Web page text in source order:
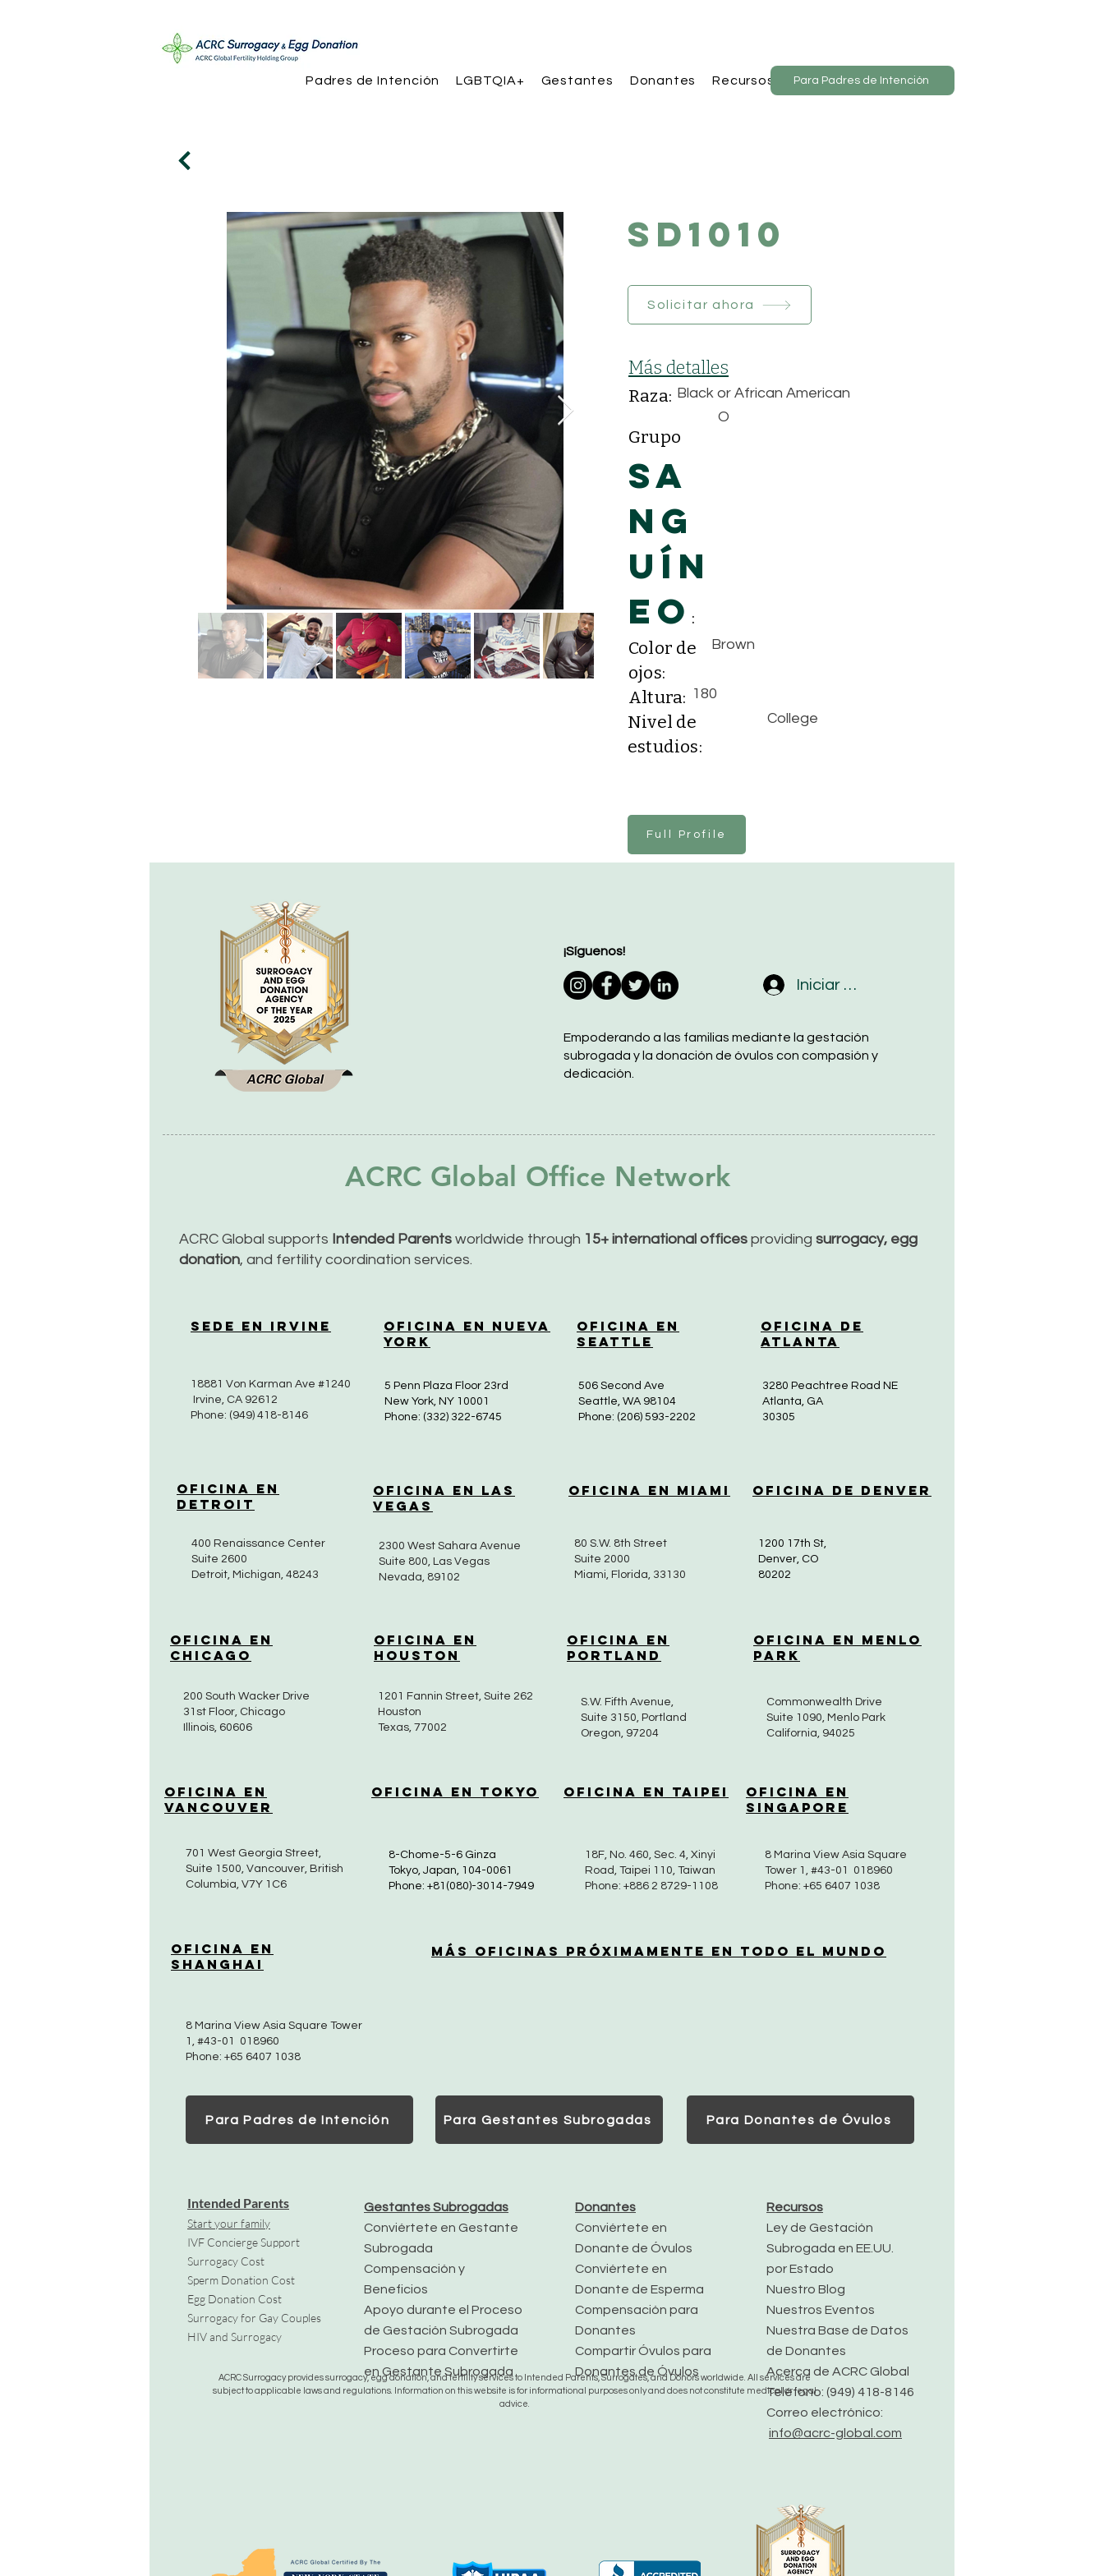
Padres de Intención LGBTQIA+ Gestantes Donantes Recursos Para Padres de Intención
SD1010
Solicitar ahora
Más detalles
Raza: Black or African American
Grupo
Sa
ng
uín
eo :
O
Color de
ojos:
Brown
Altura: 180
Nivel de
estudios:
College
Full Profile
¡Síguenos!
Iniciar sesión
Empoderando a las familias mediante la gestación
subrogada y la donación de óvulos con compasión y
dedicación.
ACRC Global Office Network
ACRC Global supports Intended Parents worldwide through 15+ international offices providing surrogacy, egg
donation, and fertility coordination services.
Sede en Irvine
Oficina en Nueva
York
Oficina en
Seattle
Oficina de
Atlanta
18881 Von Karman Ave #1240
Irvine, CA 92612
Phone: (949) 418-8146
5 Penn Plaza Floor 23rd
New York, NY 10001
Phone: (332) 322-6745
506 Second Ave
Seattle, WA 98104
Phone: (206) 593-2202
3280 Peachtree Road NE
Atlanta, GA
30305
Oficina en
Detroit
Oficina en Las
Vegas
Oficina en Miami Oficina de Denver
400 Renaissance Center
Suite 2600
Detroit, Michigan, 48243
2300 West Sahara Avenue
Suite 800, Las Vegas
Nevada, 89102
80 S.W. 8th Street
Suite 2000
Miami, Florida, 33130
1200 17th St,
Denver, CO
80202
Oficina en
Chicago
Oficina en
Houston
Oficina en
Portland
Oficina en Menlo
Park
200 South Wacker Drive
31st Floor, Chicago
Illinois, 60606
1201 Fannin Street, Suite 262
Houston
Texas, 77002
S.W. Fifth Avenue,
Suite 3150, Portland
Oregon, 97204
Commonwealth Drive
Suite 1090, Menlo Park
California, 94025
Oficina en
Vancouver
Oficina en Tokyo Oficina en Taipei
Oficina en
Singapore
701 West Georgia Street,
Suite 1500, Vancouver, British
Columbia, V7Y 1C6
8-Chome-5-6 Ginza
Tokyo, Japan, 104-0061
Phone: +81(080)-3014-7949
18F, No. 460, Sec. 4, Xinyi
Road, Taipei 110, Taiwan
Phone: +886 2 8729-1108
8 Marina View Asia Square
Tower 1, #43-01 018960
Phone: +65 6407 1038
Oficina en
Shanghai
Más Oficinas Próximamente en Todo el Mundo
8 Marina View Asia Square Tower
1, #43-01 018960
Phone: +65 6407 1038
Para Padres de Intención Para Gestantes Subrogadas Para Donantes de Óvulos
Gestantes Subrogadas
Conviértete en Gestante
Subrogada
Compensación y
Beneficios
Apoyo durante el Proceso
de Gestación Subrogada
Proceso para Convertirte
en Gestante Subrogada
Donantes
Conviértete en
Donante de Óvulos
Conviértete en
Donante de Esperma
Compensación para
Donantes
Compartir Óvulos para
Donantes de Óvulos
Recursos
Ley de Gestación
Subrogada en EE.UU.
por Estado
Nuestro Blog
Nuestros Eventos
Nuestra Base de Datos
de Donantes
Acerca de ACRC Global
Teléfono: (949) 418-8146
Correo electrónico:
info@acrc-global.com
Intended Parents
Start your family
IVF Concierge Support
Surrogacy Cost
Sperm Donation Cost
Egg Donation Cost
Surrogacy for Gay Couples
HIV and Surrogacy​
ACRC Surrogacy provides surrogacy, egg donation, and fertility services to Intended Parents, Surrogates, and Donors worldwide. All services are
subject to applicable laws and regulations. Information on this website is for informational purposes only and does not constitute medical or legal
advice.